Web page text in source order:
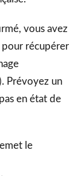
vous avez
pour récupérer
Prévoyez un
en état de
le